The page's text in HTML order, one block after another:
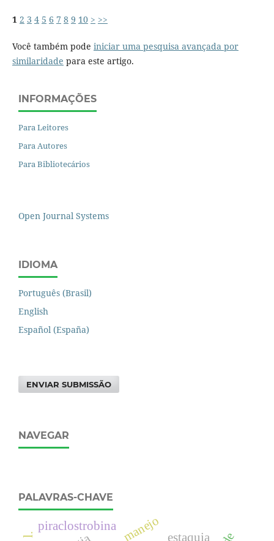
1 2 3 4 5 6 7 8 9 10 > >>
Você também pode iniciar uma pesquisa avançada por
similaridade para este artigo.
INFORMAÇÕES
Para Leitores
Para Autores
Para Bibliotecários
Open Journal Systems
IDIOMA
Português (Brasil)
English
Español (España)
ENVIAR SUBMISSÃO
NAVEGAR
PALAVRAS-CHAVE
piraclostrobina manejo estaquia